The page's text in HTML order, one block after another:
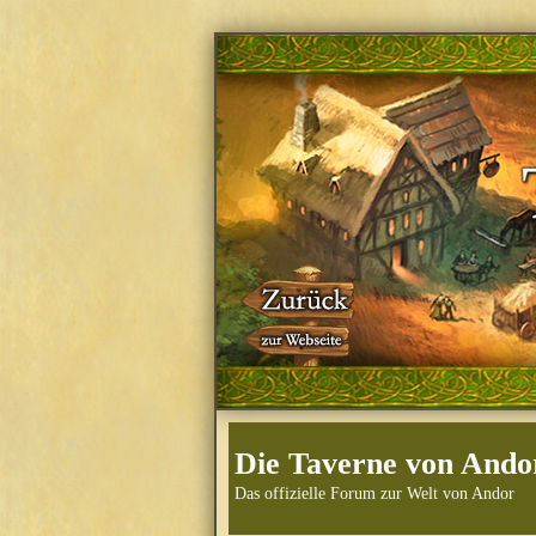
Die Taverne von
Das offizielle Forum zur Welt von Andor